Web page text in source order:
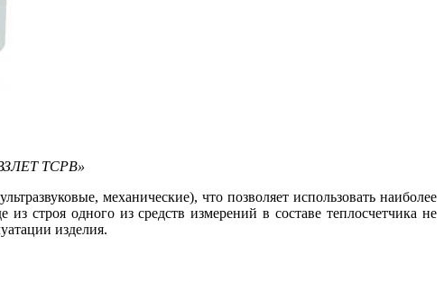
ТСРВ»
механические), что позволяет использовать наиболее
строя одного из средств измерений в составе теплосчетчика не
изделия.